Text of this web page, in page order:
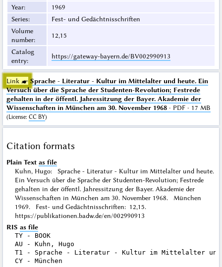
Year:
1969
Series:
Fest- und Gedächtnisschriften
Volume
number:
12,15
Catalog
entry:
https://gateway-bayern.de/BV002990913
Link ☛ Sprache - Literatur - Kultur im Mittelalter und heute. Ein
Versuch über die Sprache der Studenten-Revolution; Festrede
gehalten in der öffentl. Jahressitzung der Bayer. Akademie der
Wissenschaften in München am 30. November 1968· PDF · 17 MB
(License: CC BY)
Citation formats
Plain Text as file
Kuhn, Hugo: Sprache - Literatur - Kultur im Mittelalter und heute.
Ein Versuch über die Sprache der Studenten-Revolution; Festrede
gehalten in der öffentl. Jahressitzung der Bayer. Akademie der
Wissenschaften in München am 30. November 1968. München
1969. Fest- und Gedächtnisschriften: 12,15.
https://publikationen.badw.de/en/002990913
RIS as file
TY - BOOK
AU - Kuhn, Hugo
T1 - Sprache - Literatur - Kultur im Mittelalter und
CY - München